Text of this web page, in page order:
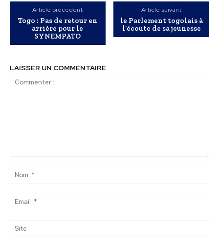
Article précédent
Togo : Pas de retour en
arrière pour le
SYNEMPATO
Article suivant
le Parlement togolais à
l’écoute de sa jeunesse
LAISSER UN COMMENTAIRE